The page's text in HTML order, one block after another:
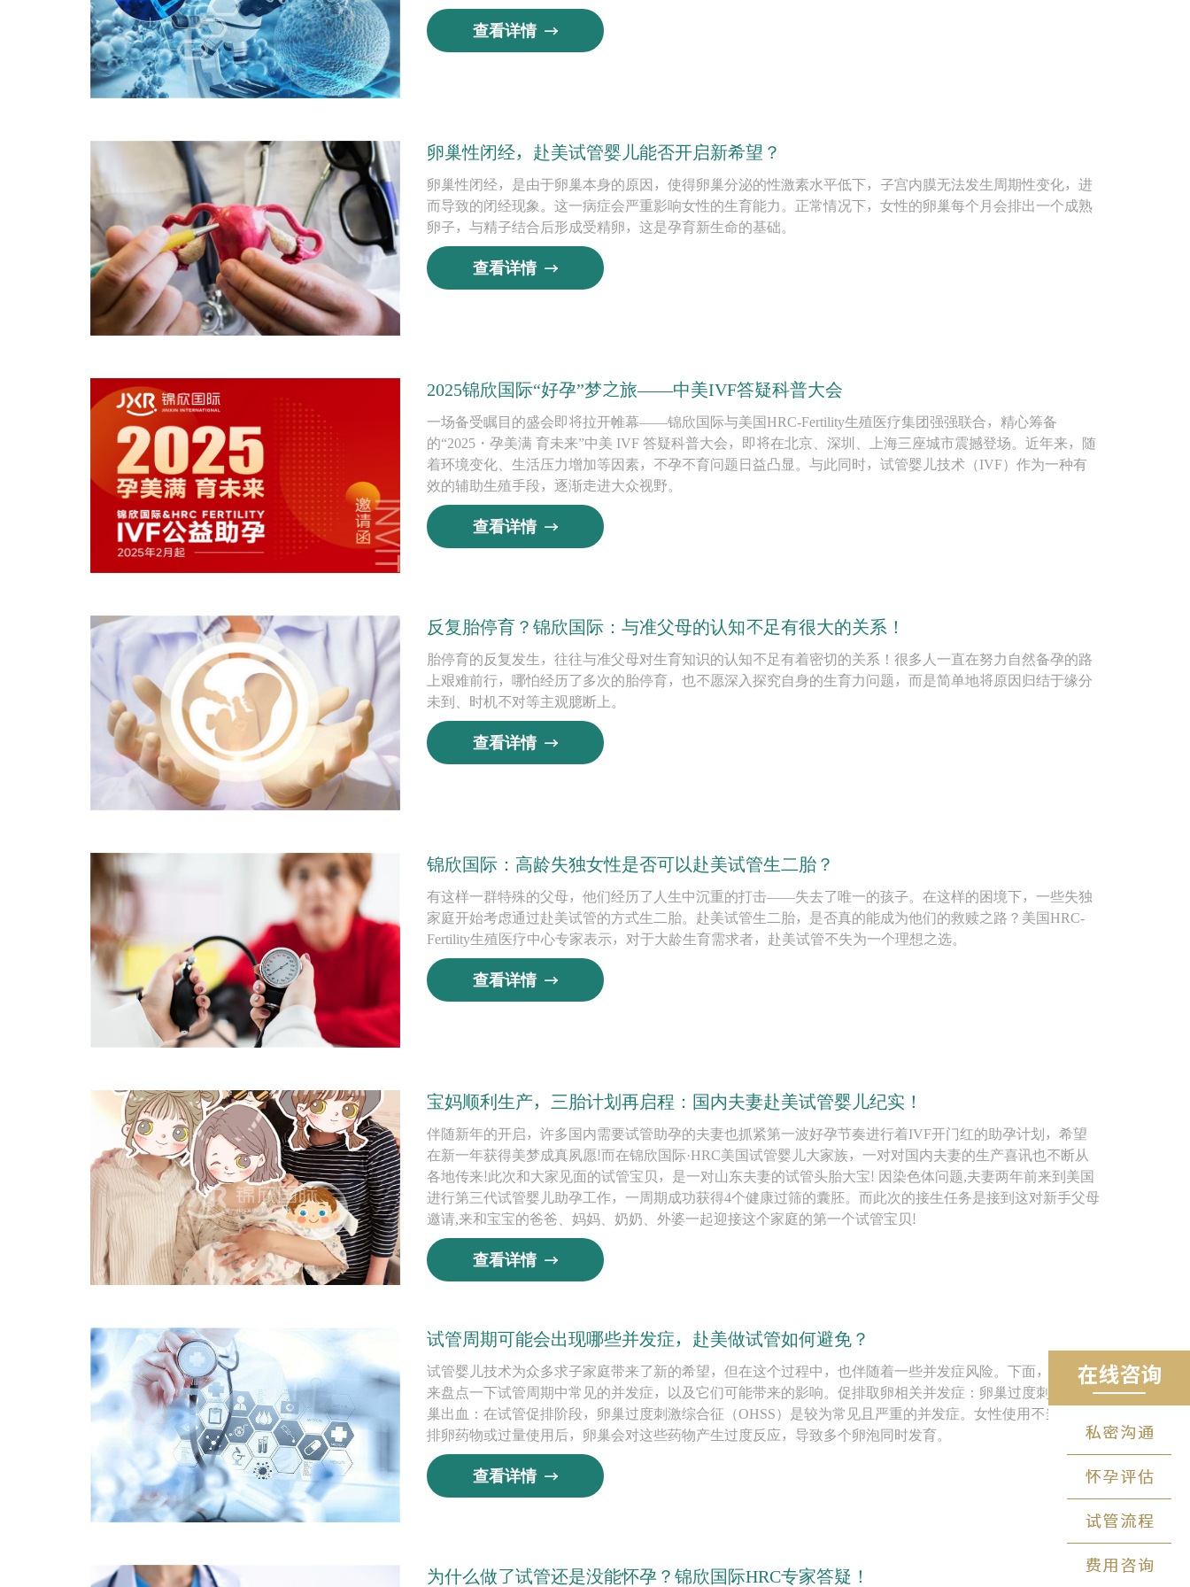
查看详情
卵巢性闭经，赴美试管婴儿能否开启新希望？
卵巢性闭经，是由于卵巢本身的原因，使得卵巢分泌的性激素水平低下，子宫内膜无法发生周期性变化，进
而导致的闭经现象。这一病症会严重影响女性的生育能力。正常情况下，女性的卵巢每个月会排出一个成熟
卵子，与精子结合后形成受精卵，这是孕育新生命的基础。
查看详情
2025锦欣国际“好孕”梦之旅——中美IVF答疑科普大会
一场备受瞩目的盛会即将拉开帷幕——锦欣国际与美国HRC-Fertility生殖医疗集团强强联合，精心筹备
的“2025・孕美满 育未来”中美 IVF 答疑科普大会，即将在北京、深圳、上海三座城市震撼登场。近年来，随
着环境变化、生活压力增加等因素，不孕不育问题日益凸显。与此同时，试管婴儿技术（IVF）作为一种有
效的辅助生殖手段，逐渐走进大众视野。
查看详情
反复胎停育？锦欣国际：与准父母的认知不足有很大的关系！
胎停育的反复发生，往往与准父母对生育知识的认知不足有着密切的关系！很多人一直在努力自然备孕的路
上艰难前行，哪怕经历了多次的胎停育，也不愿深入探究自身的生育力问题，而是简单地将原因归结于缘分
未到、时机不对等主观臆断上。
查看详情
锦欣国际：高龄失独女性是否可以赴美试管生二胎？
有这样一群特殊的父母，他们经历了人生中沉重的打击——失去了唯一的孩子。在这样的困境下，一些失独
家庭开始考虑通过赴美试管的方式生二胎。赴美试管生二胎，是否真的能成为他们的救赎之路？美国HRC-
Fertility生殖医疗中心专家表示，对于大龄生育需求者，赴美试管不失为一个理想之选。
查看详情
宝妈顺利生产，三胎计划再启程：国内夫妻赴美试管婴儿纪实！
伴随新年的开启，许多国内需要试管助孕的夫妻也抓紧第一波好孕节奏进行着IVF开门红的助孕计划，希望
在新一年获得美梦成真夙愿!而在锦欣国际·HRC美国试管婴儿大家族，一对对国内夫妻的生产喜讯也不断从
各地传来!此次和大家见面的试管宝贝，是一对山东夫妻的试管头胎大宝! 因染色体问题,夫妻两年前来到美国
进行第三代试管婴儿助孕工作，一周期成功获得4个健康过筛的囊胚。而此次的接生任务是接到这对新手父母
邀请,来和宝宝的爸爸、妈妈、奶奶、外婆一起迎接这个家庭的第一个试管宝贝!
查看详情
试管周期可能会出现哪些并发症，赴美做试管如何避免？
试管婴儿技术为众多求子家庭带来了新的希望，但在这个过程中，也伴随着一些并发症风险。下面，我们就
来盘点一下试管周期中常见的并发症，以及它们可能带来的影响。促排取卵相关并发症：卵巢过度刺激、卵
巢出血：在试管促排阶段，卵巢过度刺激综合征（OHSS）是较为常见且严重的并发症。女性使用不当的促
排卵药物或过量使用后，卵巢会对这些药物产生过度反应，导致多个卵泡同时发育。
查看详情
为什么做了试管还是没能怀孕？锦欣国际HRC专家答疑！